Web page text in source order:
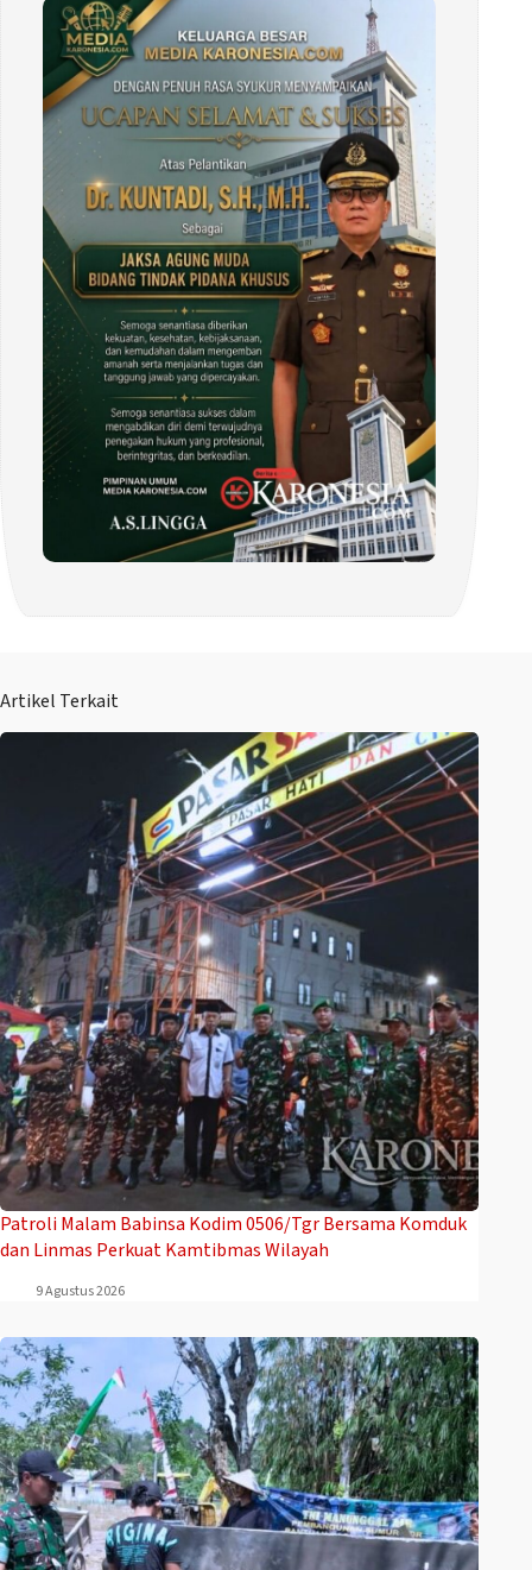
Artikel Terkait
Patroli Malam Babinsa Kodim 0506/Tgr Bersama Komduk
dan Linmas Perkuat Kamtibmas Wilayah
9 Agustus 2026